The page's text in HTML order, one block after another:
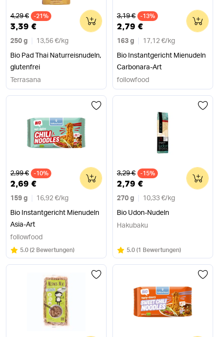
Alter Preis
4,29 € -21%
3,39 €
250 g 13,56 €/ kg
Bio Pad Thai Naturreisnudeln,
glutenfrei
0
Terrasana
Alter Preis
3,19 € -13%
2,79 €
163 g 17,12 €/ kg
Bio Instantgericht Mienudeln
Carbonara-Art
0
followfood
Alter Preis
2,99 € -10%
2,69 €
159 g 16,92 €/ kg
Bio Instantgericht Mienudeln
Asia-Art
0
followfood
Bewertung:
5.0/5
(2 Bewertungen)
Alter Preis
3,29 € -15%
2,79 €
270 g 10,33 €/ kg
Bio Udon-Nudeln
0
Hakubaku
Bewertung:
5.0/5
(1 Bewertungen)